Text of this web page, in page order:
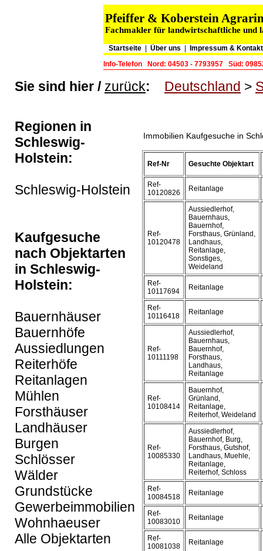
Pfeiffer & Koberstein
Fachmakler für landwirtschaftliche und
Startseite Über uns
Impressum & Kontakt
Info-Telefon
Nord: 04503 - 7793957 Süd:
Sie sind hier / zurück: Deutschland >
Regionen in
Schleswig-
Holstein:
Schleswig-Holstein
Kaufgesuche
nach Objektarten
in Schleswig-
Holstein:
Bauernhäuser
Bauernhöfe
Aussiedlungen
Reiterhöfe
Reitanlagen
Mühlen
Forsthäuser
Landhäuser
Burgen
Schlösser
Wälder
Grundstücke
Gewerbeimmobilien
Wohnhaeuser
Alle Objektarten
Immobilien Kaufgesuche in
Ref-Nr Gesuchte Objektart
Ref-
10120826
Reitanlage
Ref-
10120478
Aussiedlerhof,
Bauernhaus,
Bauernhof,
Forsthaus, Grünland,
Landhaus,
Reitanlage,
Sonstiges,
Weideland
Ref-
10117694
Reitanlage
Ref-
10116418
Reitanlage
Ref-
10111198
Aussiedlerhof,
Bauernhaus,
Bauernhof,
Forsthaus,
Landhaus,
Reitanlage
Ref-
10108414
Bauernhof,
Grünland,
Reitanlage,
Reiterhof, Weideland
Ref-
10085330
Aussiedlerhof,
Bauernhof, Burg,
Forsthaus, Gutshof,
Landhaus, Muehle,
Reitanlage,
Reiterhof, Schloss
Ref-
10084518
Reitanlage
Ref-
10083010
Reitanlage
Ref-
10081038
Reitanlage